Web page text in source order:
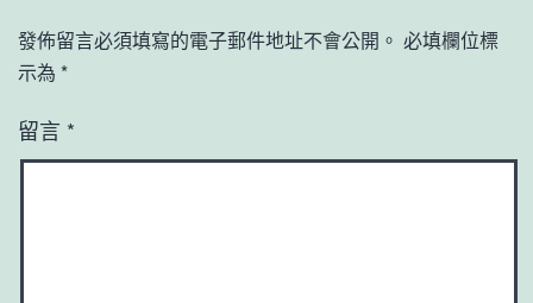
發佈留言必須填寫的電子郵件地址不會公開。 必填欄位標
示為 *
留言 *